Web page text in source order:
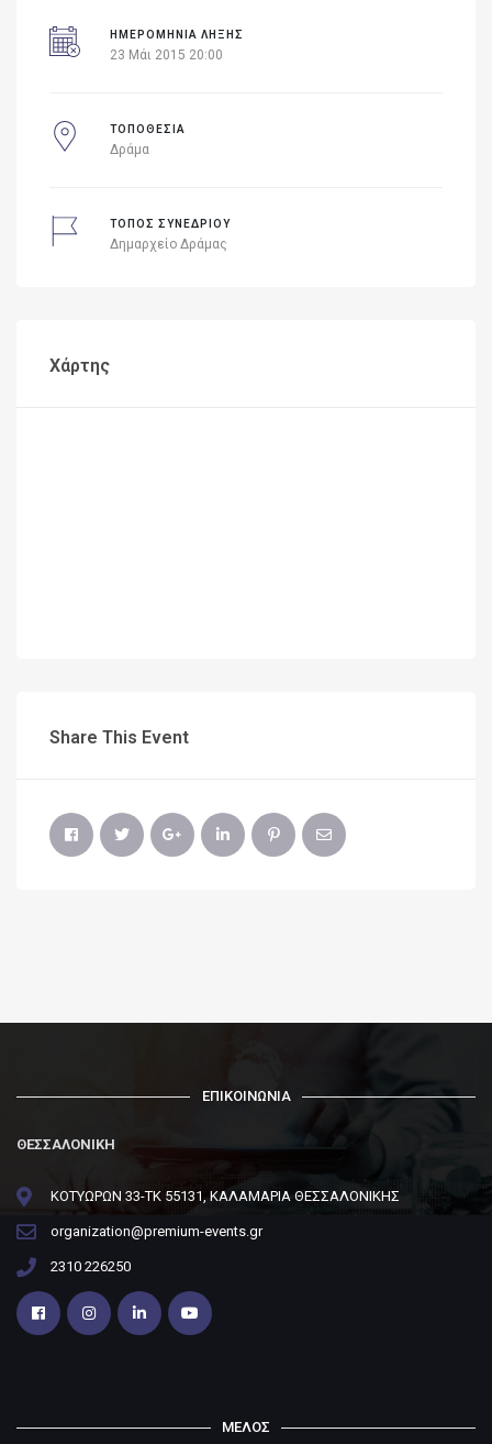
ΗΜΕΡΟΜΗΝΙΑ ΛΗΞΗΣ
23 Μάι 2015 20:00
ΤΟΠΟΘΕΣΙΑ
Δράμα
ΤΟΠΟΣ ΣΥΝΕΔΡΙΟΥ
Δημαρχείο Δράμας
Χάρτης
Share This Event
ΕΠΙΚΟΙΝΩΝΙΑ
ΘΕΣΣΑΛΟΝΙΚΗ
ΚΟΤΥΩΡΩΝ 33-ΤΚ 55131, ΚΑΛΑΜΑΡΙΑ ΘΕΣΣΑΛΟΝΙΚΗΣ
organization@premium-events.gr
2310 226250
ΜΕΛΟΣ